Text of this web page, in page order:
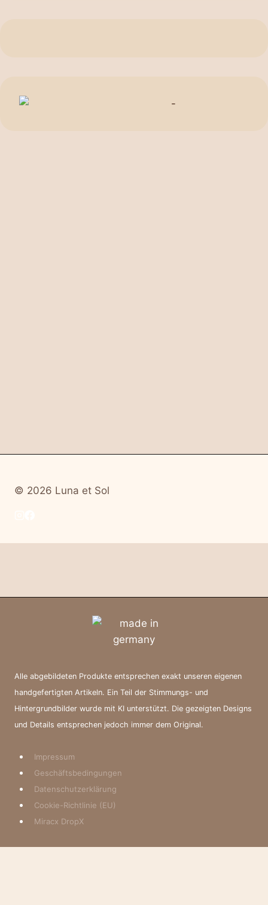
© 2026 Luna et Sol
Alle abgebildeten Produkte entsprechen exakt unseren eigenen
handgefertigten Artikeln. Ein Teil der Stimmungs- und
Hintergrundbilder wurde mit KI unterstützt. Die gezeigten Designs
und Details entsprechen jedoch immer dem Original.
Impressum
Geschäftsbedingungen
Datenschutzerklärung
Cookie-Richtlinie (EU)
Miracx DropX